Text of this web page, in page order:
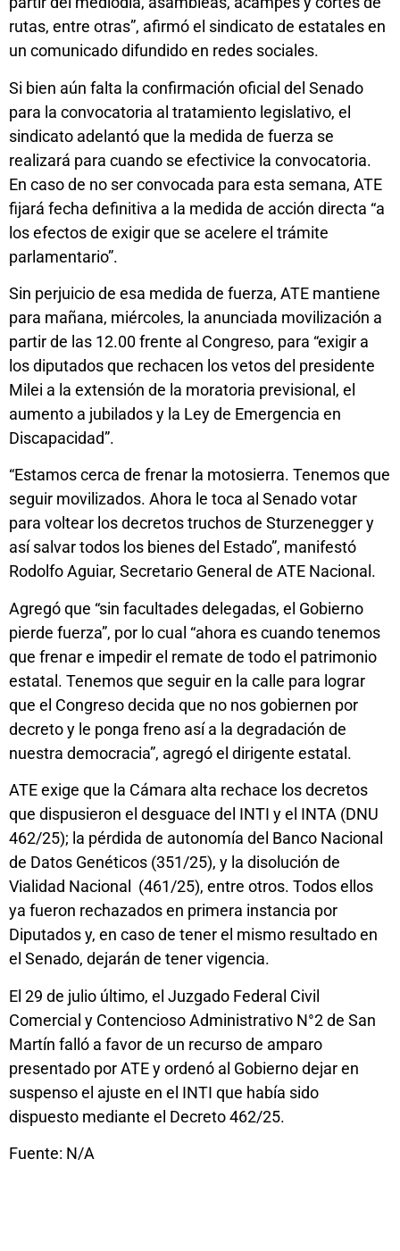
rutas, entre otras”, afirmó el sindicato de estatales en
un comunicado difundido en redes sociales.
Si bien aún falta la confirmación oficial del Senado
para la convocatoria al tratamiento legislativo, el
sindicato adelantó que la medida de fuerza se
realizará para cuando se efectivice la convocatoria.
En caso de no ser convocada para esta semana, ATE
fijará fecha definitiva a la medida de acción directa “a
los efectos de exigir que se acelere el trámite
parlamentario”.
Sin perjuicio de esa medida de fuerza, ATE mantiene
para mañana, miércoles, la anunciada movilización a
partir de las 12.00 frente al Congreso, para “exigir a
los diputados que rechacen los vetos del presidente
Milei a la extensión de la moratoria previsional, el
aumento a jubilados y la Ley de Emergencia en
Discapacidad”.
“Estamos cerca de frenar la motosierra. Tenemos que
seguir movilizados. Ahora le toca al Senado votar
para voltear los decretos truchos de Sturzenegger y
así salvar todos los bienes del Estado”, manifestó
Rodolfo Aguiar, Secretario General de ATE Nacional.
Agregó que “sin facultades delegadas, el Gobierno
pierde fuerza”, por lo cual “ahora es cuando tenemos
que frenar e impedir el remate de todo el patrimonio
estatal. Tenemos que seguir en la calle para lograr
que el Congreso decida que no nos gobiernen por
decreto y le ponga freno así a la degradación de
nuestra democracia”, agregó el dirigente estatal.
ATE exige que la Cámara alta rechace los decretos
que dispusieron el desguace del INTI y el INTA (DNU
462/25); la pérdida de autonomía del Banco Nacional
de Datos Genéticos (351/25), y la disolución de
Vialidad Nacional (461/25), entre otros. Todos ellos
ya fueron rechazados en primera instancia por
Diputados y, en caso de tener el mismo resultado en
el Senado, dejarán de tener vigencia.
El 29 de julio último, el Juzgado Federal Civil
Comercial y Contencioso Administrativo N°2 de San
Martín falló a favor de un recurso de amparo
presentado por ATE y ordenó al Gobierno dejar en
suspenso el ajuste en el INTI que había sido
dispuesto mediante el Decreto 462/25.
Fuente: N/A